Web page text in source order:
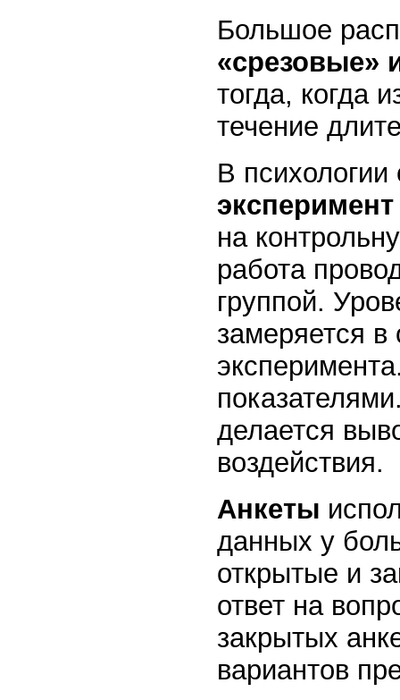
Большое
«срезовые»
тогда, когда
течение
В
на
работа
группой.
замеряется в
делается
воздействия.
Анкеты
данных у
открытые и
ответ на
закрытых
вариантов